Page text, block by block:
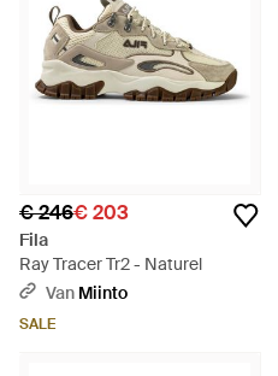
€ 246€ 203
Fila
Ray Tracer Tr2 - Naturel
Van Miinto
SALE